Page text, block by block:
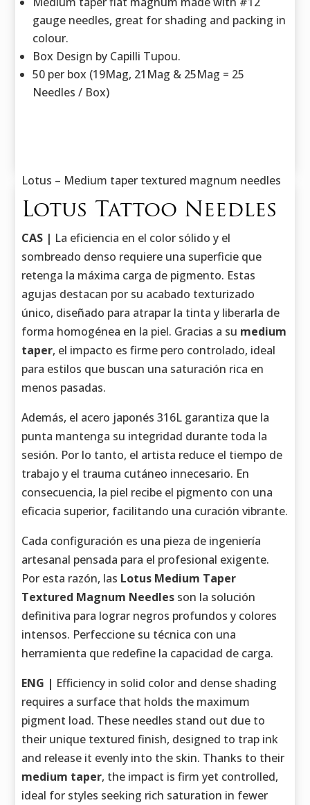
gauge needles, great for shading and packing in
colour.
Box Design by Capilli Tupou.
50 per box (19Mag, 21Mag & 25Mag = 25
Needles / Box)
Lotus – Medium taper textured magnum needles
Lotus Tattoo Needles
CAS | La eficiencia en el color sólido y el
sombreado denso requiere una superficie que
retenga la máxima carga de pigmento. Estas
agujas destacan por su acabado texturizado
único, diseñado para atrapar la tinta y liberarla de
forma homogénea en la piel. Gracias a su medium
taper, el impacto es firme pero controlado, ideal
para estilos que buscan una saturación rica en
menos pasadas.
Además, el acero japonés 316L garantiza que la
punta mantenga su integridad durante toda la
sesión. Por lo tanto, el artista reduce el tiempo de
trabajo y el trauma cutáneo innecesario. En
consecuencia, la piel recibe el pigmento con una
eficacia superior, facilitando una curación vibrante.
Cada configuración es una pieza de ingeniería
artesanal pensada para el profesional exigente.
Por esta razón, las Lotus Medium Taper
Textured Magnum Needles son la solución
definitiva para lograr negros profundos y colores
intensos. Perfeccione su técnica con una
herramienta que redefine la capacidad de carga.
ENG | Efficiency in solid color and dense shading
requires a surface that holds the maximum
pigment load. These needles stand out due to
their unique textured finish, designed to trap ink
and release it evenly into the skin. Thanks to their
medium taper, the impact is firm yet controlled,
ideal for styles seeking rich saturation in fewer